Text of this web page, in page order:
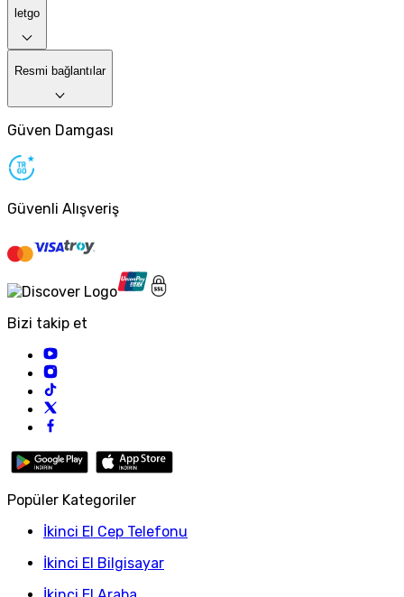
letgo
Resmi bağlantılar
Güven Damgası
Güvenli Alışveriş
Bizi takip et
Popüler Kategoriler
İkinci El Cep Telefonu
İkinci El Bilgisayar